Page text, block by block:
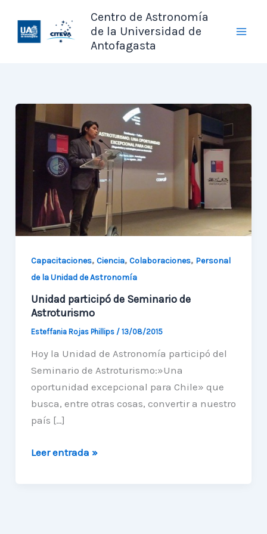
contenido
Centro de Astronomía
de la Universidad de
Antofagasta
Capacitaciones, Ciencia, Colaboraciones, Personal
de la Unidad de Astronomía
Unidad participó de Seminario de
Astroturismo
Esteffania Rojas Phillips / 13/08/2015
Hoy la Unidad de Astronomía participó del
Seminario de Astroturismo:»Una
oportunidad excepcional para Chile» que
busca, entre otras cosas, convertir a nuestro
país […]
Unidad
Leer entrada »